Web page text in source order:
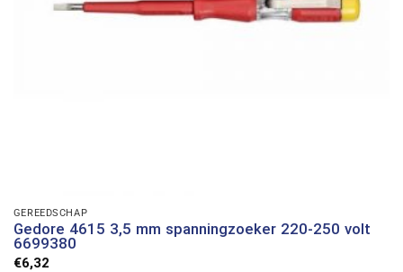
GEREEDSCHAP
Gedore 4615 3,5 mm spanningzoeker 220-250 volt
6699380
€6,32